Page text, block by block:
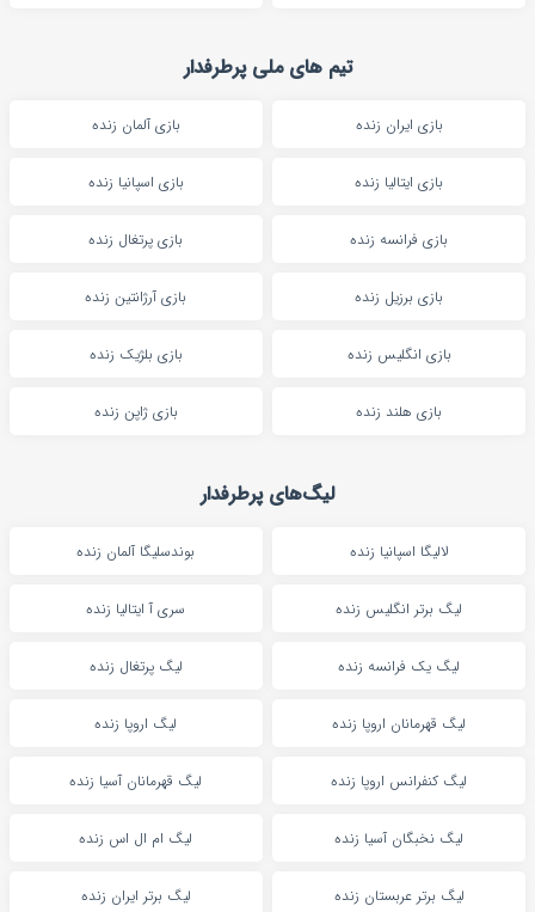
تیم های ملی پرطرفدار
بازی ایران زنده بازی آلمان زنده
بازی ایتالیا زنده بازی اسپانیا زنده
بازی فرانسه زنده بازی پرتغال زنده
بازی برزیل زنده بازی آرژانتین زنده
بازی انگلیس زنده بازی بلژیک زنده
بازی هلند زنده بازی ژاپن زنده
لیگ‌های پرطرفدار
لالیگا اسپانیا زنده بوندسلیگا آلمان زنده
لیگ برتر انگلیس زنده سری آ ایتالیا زنده
لیگ یک فرانسه زنده لیگ پرتغال زنده
لیگ قهرمانان اروپا زنده لیگ اروپا زنده
لیگ کنفرانس اروپا زنده لیگ قهرمانان آسیا زنده
لیگ نخبگان آسیا زنده لیگ ام ال اس زنده
لیگ برتر عربستان زنده لیگ برتر ایران زنده